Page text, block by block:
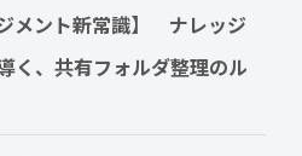
メント新常識】　ナレッジ
く、共有フォルダ整理のル